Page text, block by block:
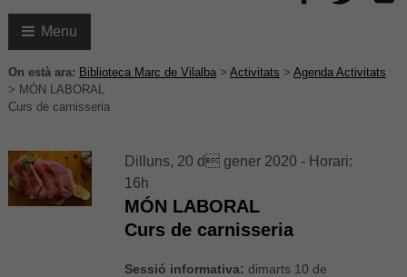
Menu
On està ara: Biblioteca Marc de Vilalba> Activitats > Agenda Activitats
> MÓN LABORAL
Curs de carnisseria
Dilluns, 20 d gener 2020 - Horari:
16h
MÓN LABORAL
Curs de carnisseria
Sessió informativa:dimarts 10 de